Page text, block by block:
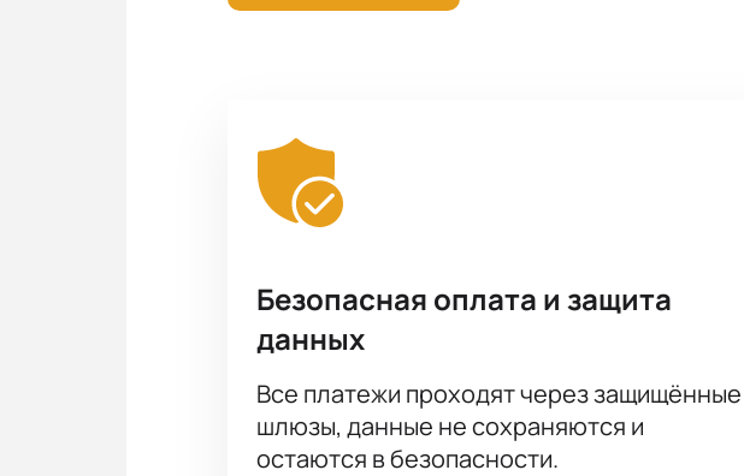
мест, оформление и оплату заказа, а также получение
Безопасная оплата и защита
данных
Все платежи проходят через защищённые
шлюзы, данные не сохраняются и
остаются в безопасности.